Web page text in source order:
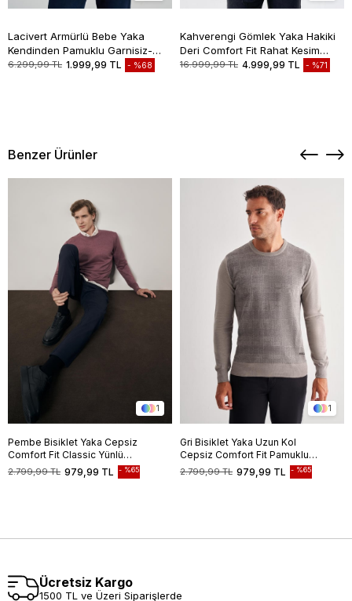
Lacivert Armürlü Bebe Yaka
Kendinden Pamuklu Garnisiz-
Biyesiz Standart Fit Mont
6.299,99 TL 1.999,99 TL %68
Kahverengi Gömlek Yaka Hakiki
Deri Comfort Fit Rahat Kesim
Casual Mont 1038235208
16.999,99 TL 4.999,99 TL %71
Benzer Ürünler
1
Pembe Bisiklet Yaka Cepsiz
Comfort Fit Classic Yünlü
Triko Kazak 1012255006
979,99 TL
2.799,99 TL %65
1
Gri Bisiklet Yaka Uzun Kol
Cepsiz Comfort Fit Pamuklu
Triko Kazak 1012255217
979,99 TL
2.799,99 TL %65
Ücretsiz Kargo
1500 TL ve Üzeri Siparişlerde